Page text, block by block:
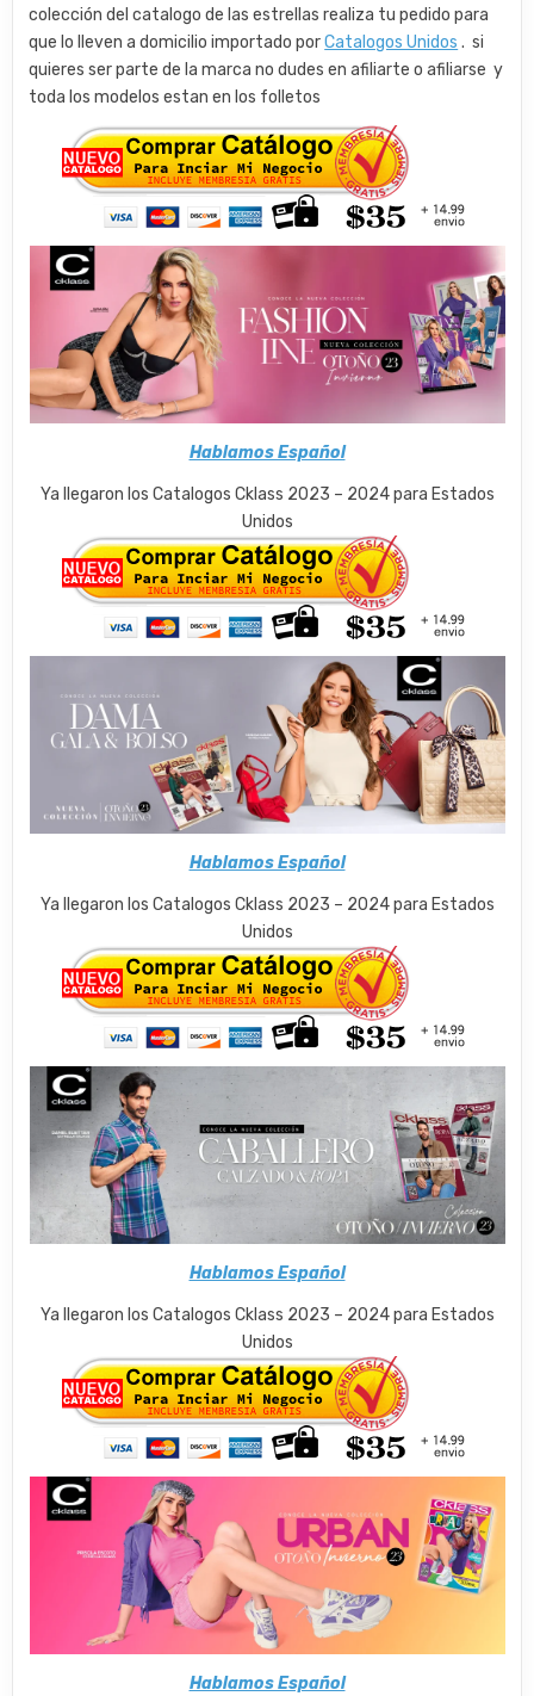
colección del catalogo de las estrellas realiza tu pedido para
que lo lleven a domicilio importado porCatalogos Unidos . si
quieres ser parte de la marca no dudes en afiliarte o afiliarse y
toda los modelos estan en los folletos
Hablamos Español
Ya llegaron los Catalogos Cklass 2023 – 2024 para Estados
Unidos
Hablamos Español
Ya llegaron los Catalogos Cklass 2023 – 2024 para Estados
Unidos
Hablamos Español
Ya llegaron los Catalogos Cklass 2023 – 2024 para Estados
Unidos
Hablamos Español